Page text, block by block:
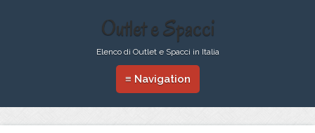
Outlet e Spacci
Elenco di Outlet e Spacci in Italia
≡ Navigation